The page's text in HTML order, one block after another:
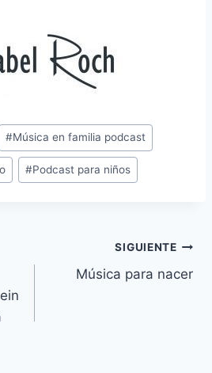
#Música en familia podcast
#Podcast para niños
SIGUIENTE
Música para nacer